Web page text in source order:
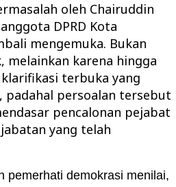
oleh Chairuddin
DPRD Kota
mengemuka. Bukan
melainkan karena hingga
terbuka yang
persoalan tersebut
pencalonan pejabat
yang telah
pemerhati demokrasi menilai,